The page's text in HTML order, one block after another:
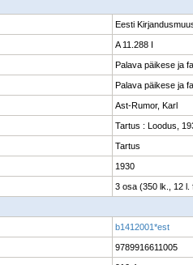
Eesti
A 11.288 I
Palava päikese ja
Palava päikese ja
Ast-Rumor, Karl
Tartus : Loodus,
Tartus
1930
3 osa (350 lk., 12 l.
b1412001*est
9789916611005